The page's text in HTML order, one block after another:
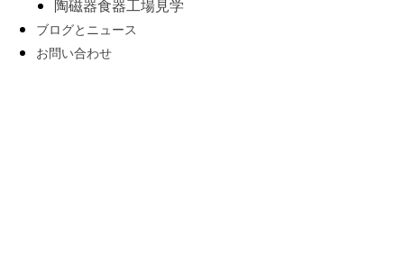
陶磁器食器工場見学
ブログとニュース
お問い合わせ